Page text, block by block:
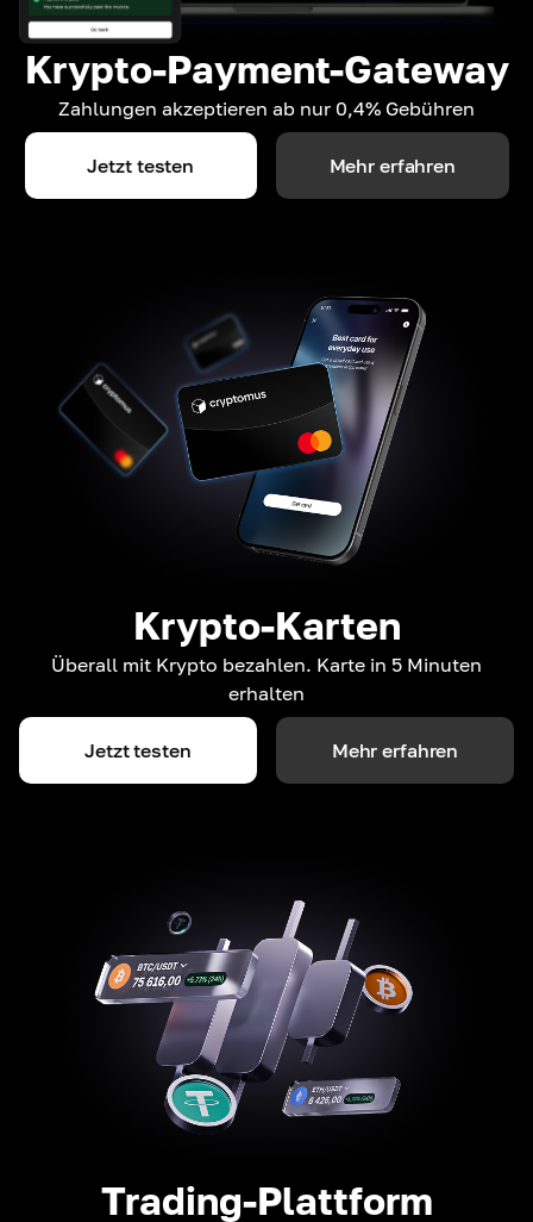
Krypto-Payment-Gateway
Zahlungen akzeptieren ab nur 0,4% Gebühren
Jetzt testen Mehr erfahren
Krypto-Karten
Überall mit Krypto bezahlen. Karte in 5 Minuten
erhalten
Jetzt testen Mehr erfahren
Trading-Plattform